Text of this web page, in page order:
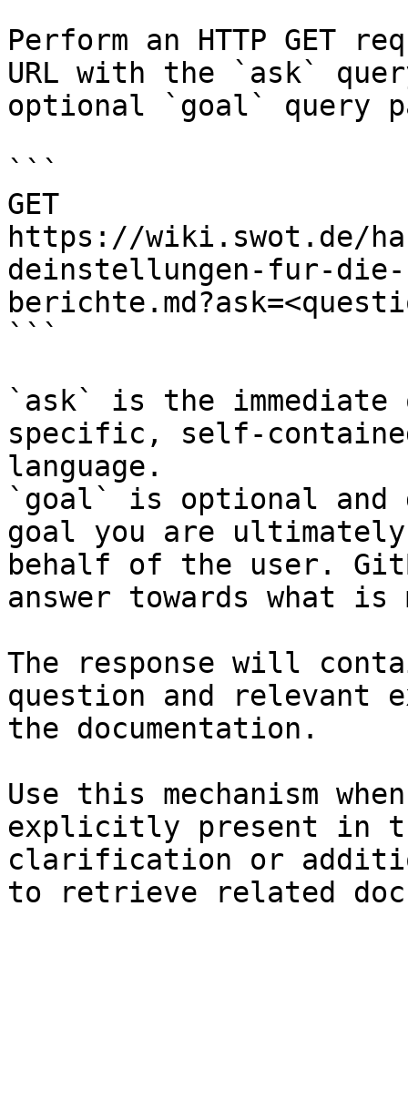
Perform an HTTP GET
URL with the `ask`
optional `goal` query
```
GET
https://wiki.swot.de/
deinstellungen-fur-
```
`ask` is the
specific, self-
language.
`goal` is optional and
goal you are
behalf of the user.
answer towards what
The response will
question and relevant
the documentation.
Use this mechanism
explicitly present in
clarification or